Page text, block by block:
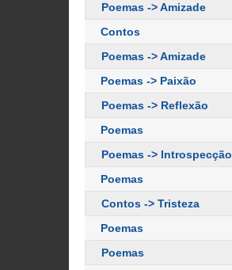
Poemas -> Amizade
Contos
Poemas -> Amizade
Poemas -> Paixão
Poemas -> Reflexão
Poemas
Poemas -> Introspecção
Poemas
Contos -> Tristeza
Poemas
Poemas